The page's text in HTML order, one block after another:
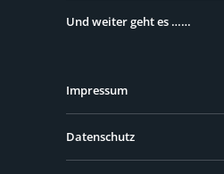
Und weiter geht es ……
Impressum
Datenschutz